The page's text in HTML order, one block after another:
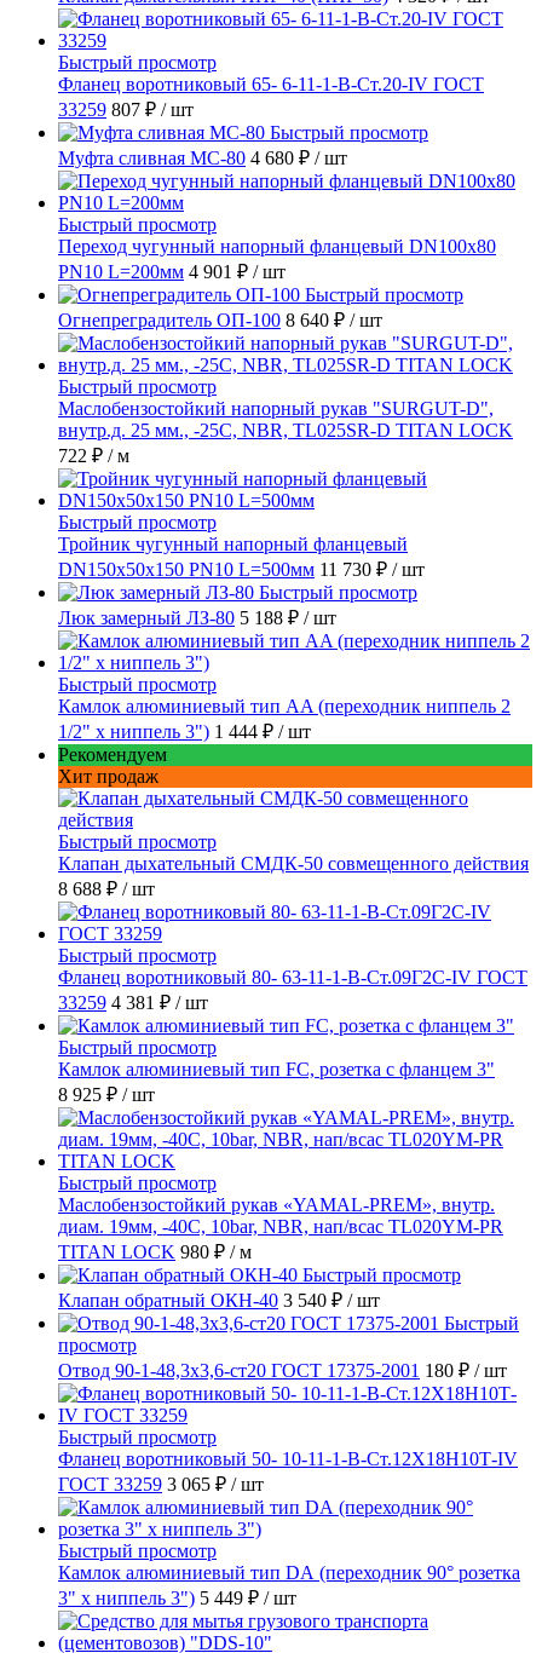
Быстрый просмотр
Фланец воротниковый 65- 6-11-1-B-Ст.20-IV ГОСТ
33259 807 ₽ / шт
Быстрый просмотр
Муфта сливная МС-80 4 680 ₽ / шт
Быстрый просмотр
Переход чугунный напорный фланцевый DN100х80
PN10 L=200мм 4 901 ₽ / шт
Быстрый просмотр
Огнепреградитель ОП-100 8 640 ₽ / шт
Быстрый просмотр
Маслобензостойкий напорный рукав "SURGUT-D",
внутр.д. 25 мм., -25C, NBR, TL025SR-D TITAN LOCK
722 ₽ / м
Быстрый просмотр
Тройник чугунный напорный фланцевый
DN150х50х150 PN10 L=500мм 11 730 ₽ / шт
Быстрый просмотр
Люк замерный ЛЗ-80 5 188 ₽ / шт
Быстрый просмотр
Камлок алюминиевый тип AA (переходник ниппель 2
1/2" х ниппель 3") 1 444 ₽ / шт
Рекомендуем
Хит продаж
Быстрый просмотр
Клапан дыхательный СМДК-50 совмещенного действия
8 688 ₽ / шт
Быстрый просмотр
Фланец воротниковый 80- 63-11-1-B-Ст.09Г2С-IV ГОСТ
33259 4 381 ₽ / шт
Быстрый просмотр
Камлок алюминиевый тип FC, розетка с фланцем 3"
8 925 ₽ / шт
Быстрый просмотр
Маслобензостойкий рукав «YAMAL-PREM», внутр.
диам. 19мм, -40C, 10bar, NBR, нап/всас TL020YM-PR
TITAN LOCK 980 ₽ / м
Быстрый просмотр
Клапан обратный ОКН-40 3 540 ₽ / шт
Быстрый
просмотр
Отвод 90-1-48,3х3,6-ст20 ГОСТ 17375-2001 180 ₽ / шт
Быстрый просмотр
Фланец воротниковый 50- 10-11-1-B-Ст.12Х18Н10Т-IV
ГОСТ 33259 3 065 ₽ / шт
Быстрый просмотр
Камлок алюминиевый тип DА (переходник 90° розетка
3" х ниппель 3") 5 449 ₽ / шт